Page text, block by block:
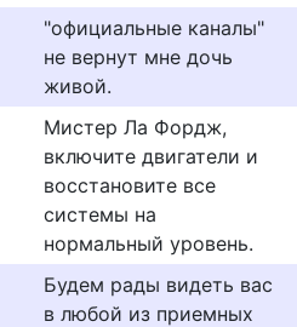
"официальные каналы"
не вернут мне дочь
живой.
Мистер Ла Фордж,
включите двигатели и
восстановите все
системы на
нормальный уровень.
Будем рады видеть вас
в любой из приемных